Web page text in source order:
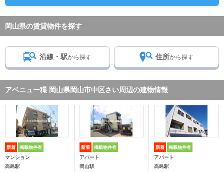
岡山県の賃貸物件を探す
沿線・駅から探す 住所から探す
アベニュー穝 岡山県岡山市中区さい周辺の建物情報
新着 掲載物件有
マンション
高島駅
新着 掲載物件有
アパート
岡山駅
新着 掲載物件有
アパート
高島駅